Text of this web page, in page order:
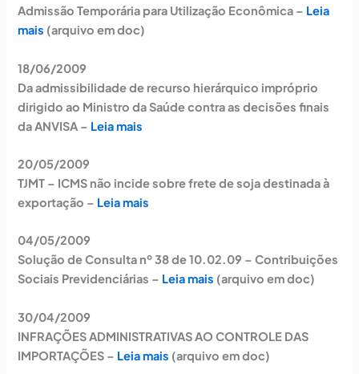
Admissão Temporária para Utilização Econômica – Leia
mais (arquivo em doc)
18/06/2009
Da admissibilidade de recurso hierárquico impróprio
dirigido ao Ministro da Saúde contra as decisões finais
da ANVISA – Leia mais
20/05/2009
TJMT – ICMS não incide sobre frete de soja destinada à
exportação – Leia mais
04/05/2009
Solução de Consulta nº 38 de 10.02.09 – Contribuições
Sociais Previdenciárias – Leia mais (arquivo em doc)
30/04/2009
INFRAÇÕES ADMINISTRATIVAS AO CONTROLE DAS
IMPORTAÇÕES – Leia mais (arquivo em doc)